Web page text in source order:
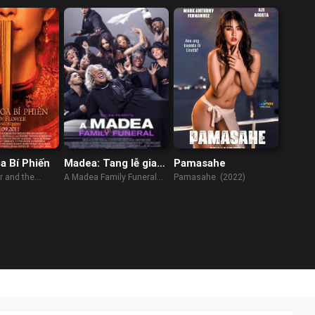
Bí Phiến
and the
Madea: Tang lễ gia
đình
A Madea Family Funeral
Pamasahe
Pamasahe (2022)